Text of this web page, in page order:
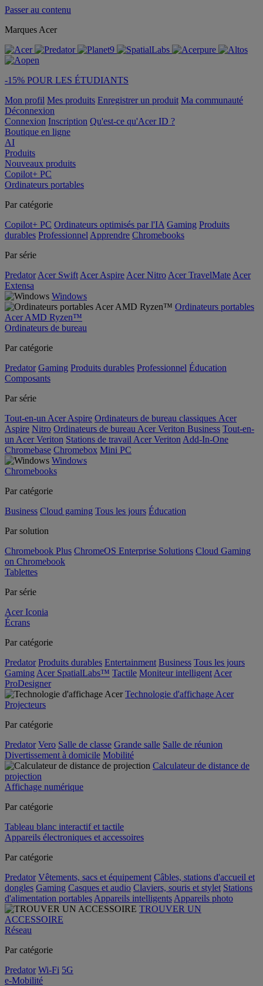
Passer au contenu
Marques Acer
-15% POUR LES ÉTUDIANTS
Mon profil Mes produits Enregistrer un produit Ma communauté
Déconnexion
Connexion Inscription Qu'est-ce qu'Acer ID ?
Boutique en ligne
AI
Produits
Nouveaux produits
Copilot+ PC
Ordinateurs portables
Par catégorie
Copilot+ PC Ordinateurs optimisés par l'IA Gaming Produits
durables Professionnel Apprendre Chromebooks
Par série
Predator Acer Swift Acer Aspire Acer Nitro Acer TravelMate Acer
Extensa
Windows
Ordinateurs portables
Acer AMD Ryzen™
Ordinateurs de bureau
Par catégorie
Predator Gaming Produits durables Professionnel Éducation
Composants
Par série
Tout-en-un Acer Aspire Ordinateurs de bureau classiques Acer
Aspire Nitro Ordinateurs de bureau Acer Veriton Business Tout-en-
un Acer Veriton Stations de travail Acer Veriton Add-In-One
Chromebase Chromebox Mini PC
Windows
Chromebooks
Par catégorie
Business Cloud gaming Tous les jours Éducation
Par solution
Chromebook Plus ChromeOS Enterprise Solutions Cloud Gaming
on Chromebook
Tablettes
Par série
Acer Iconia
Écrans
Par catégorie
Predator Produits durables Entertainment Business Tous les jours
Gaming Acer SpatialLabs™ Tactile Moniteur intelligent Acer
ProDesigner
Technologie d'affichage Acer
Projecteurs
Par catégorie
Predator Vero Salle de classe Grande salle Salle de réunion
Divertissement à domicile Mobilité
Calculateur de distance de
projection
Affichage numérique
Par catégorie
Tableau blanc interactif et tactile
Appareils électroniques et accessoires
Par catégorie
Predator Vêtements, sacs et équipement Câbles, stations d'accueil et
dongles Gaming Casques et audio Claviers, souris et stylet Stations
d'alimentation portables Appareils intelligents Appareils photo
TROUVER UN
ACCESSOIRE
Réseau
Par catégorie
Predator Wi-Fi 5G
e-Mobilité